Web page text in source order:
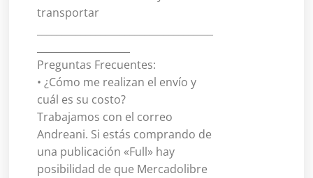
transportar
Preguntas Frecuentes:
• ¿Cómo me realizan el envío y
cuál es su costo?
Trabajamos con el correo
Andreani. Si estás comprando de
una publicación «Full» hay
posibilidad de que Mercadolibre